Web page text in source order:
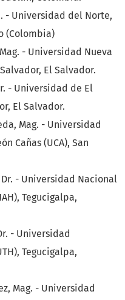
- Universidad del Norte,
(Colombia)
- Universidad Nueva
El Salvador.
- Universidad de El
El Salvador.
Mag. - Universidad
Cañas (UCA), San
Dr. - Universidad Nacional
Tegucigalpa,
- Universidad
Tegucigalpa,
Mag. - Universidad